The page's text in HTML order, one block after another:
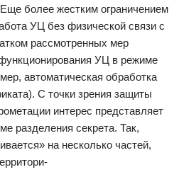
более жестким ограничением
УЦ без физической связи с
рассмотренных мер
УЦ в режиме
автоматическая обработка
С точки зрения защиты
интерес представляет
разделения секрета. Так,
на несколько частей,